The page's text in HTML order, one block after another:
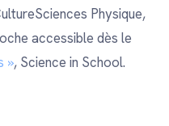
Physique,
accessible dès le
», Science in School.